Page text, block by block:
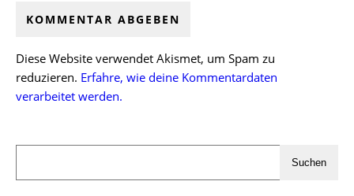
Diese Website verwendet Akismet, um Spam zu
reduzieren. Erfahre, wie deine Kommentardaten
verarbeitet werden.
Suchen